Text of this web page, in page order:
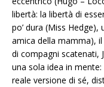
libertà: la libertà di
po’ dura (Miss Hedge),
amica della mamma),
di compagni scatenati,
una sola idea in
reale versione di sé,